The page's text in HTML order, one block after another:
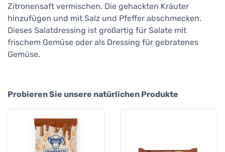
Zitronensaft vermischen. Die gehackten Kräuter
hinzufügen und mit Salz und Pfeffer abschmecken.
Dieses Salatdressing ist großartig für Salate mit
frischem Gemüse oder als Dressing für gebratenes
Gemüse.
Probieren Sie unsere natürlichen Produkte